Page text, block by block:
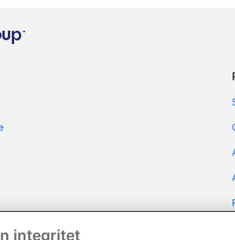
integritet